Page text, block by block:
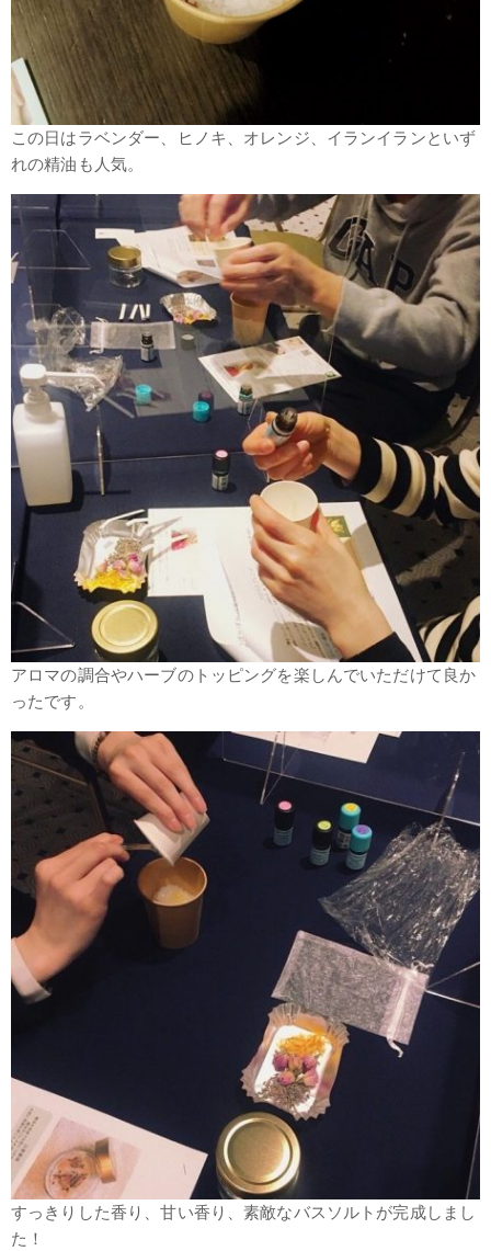
この日はラベンダー、ヒノキ、オレンジ、イランイランといず
れの精油も人気。
アロマの調合やハーブのトッピングを楽しんでいただけて良か
ったです。
すっきりした香り、甘い香り、素敵なバスソルトが完成しまし
た！